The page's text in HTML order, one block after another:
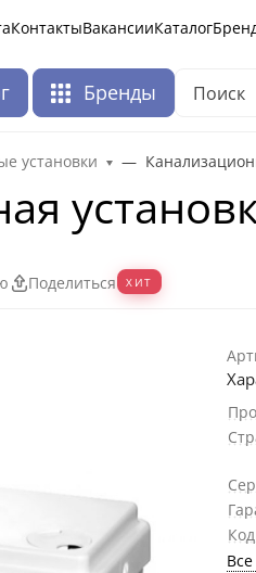
КонтактыВакансииКаталог
Бренды
установки
Поделиться ХИТ